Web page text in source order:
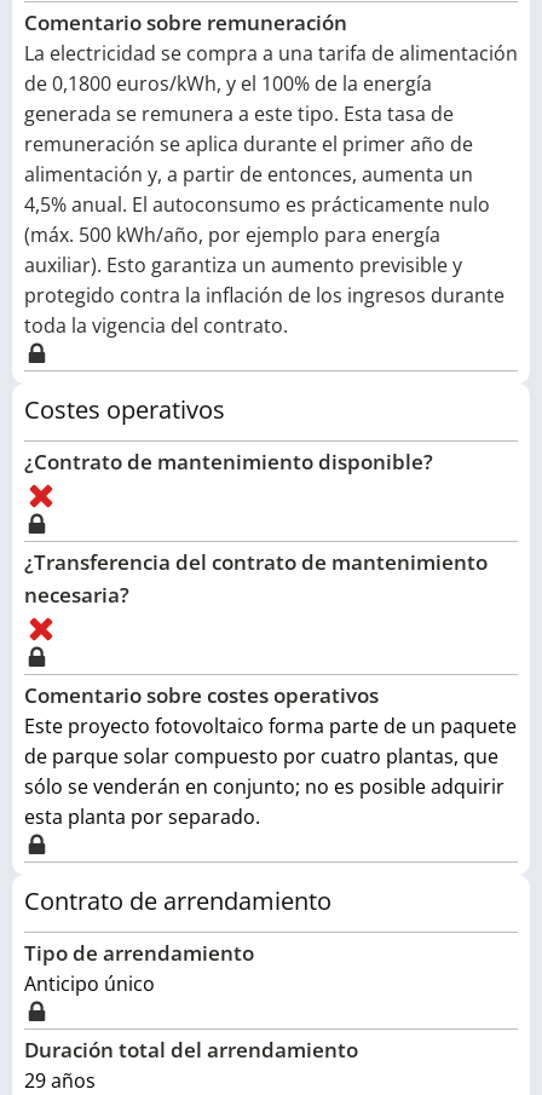
Comentario sobre remuneración
La electricidad se compra a una tarifa de alimentación
de 0,1800 euros/kWh, y el 100% de la energía
generada se remunera a este tipo. Esta tasa de
remuneración se aplica durante el primer año de
alimentación y, a partir de entonces, aumenta un
4,5% anual. El autoconsumo es prácticamente nulo
(máx. 500 kWh/año, por ejemplo para energía
auxiliar). Esto garantiza un aumento previsible y
protegido contra la inflación de los ingresos durante
toda la vigencia del contrato.
Costes operativos
¿Contrato de mantenimiento disponible?
¿Transferencia del contrato de mantenimiento
necesaria?
Comentario sobre costes operativos
Este proyecto fotovoltaico forma parte de un paquete
de parque solar compuesto por cuatro plantas, que
sólo se venderán en conjunto; no es posible adquirir
esta planta por separado.
Contrato de arrendamiento
Tipo de arrendamiento
Anticipo único
Duración total del arrendamiento
29años